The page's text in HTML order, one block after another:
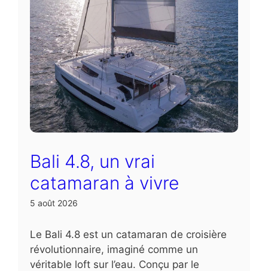
Bali 4.8, un vrai
catamaran à vivre
5 août 2026
Le Bali 4.8 est un catamaran de croisière
révolutionnaire, imaginé comme un
véritable loft sur l’eau. Conçu par le